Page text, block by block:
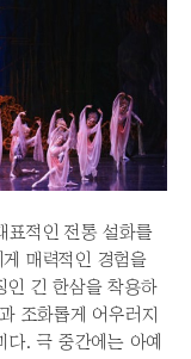
표적인 전통 설화를
매력적인 경험을
인 긴 한삼을 착용하
조화롭게 어우러지
. 극 중간에는 아예